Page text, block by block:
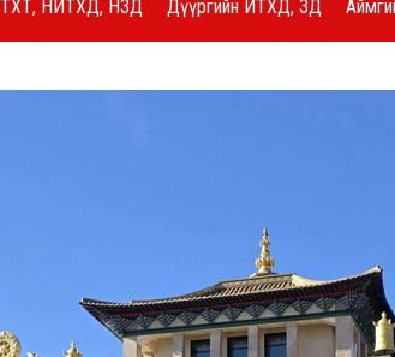
НИТХД, НЗД Дүүргийн ИТХД, ЗД